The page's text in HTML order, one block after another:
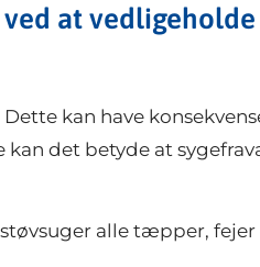
at
kan have
det betyde at
alle tæpper,